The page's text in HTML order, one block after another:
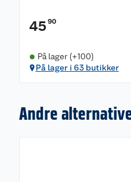
45 90
På lager (+100)
På lager i 63 butikker
Andre